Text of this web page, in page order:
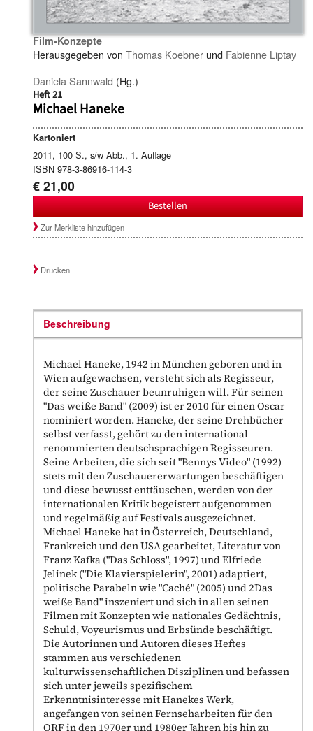
Film-Konzepte
Herausgegeben von Thomas Koebner und Fabienne Liptay
Daniela Sannwald (Hg.)
Heft 21
Michael Haneke
Kartoniert
2011, 100 S., s/w Abb., 1. Auflage
ISBN 978-3-86916-114-3
€ 21,00
Bestellen
Zur Merkliste hinzufügen
Drucken
Beschreibung
Michael Haneke, 1942 in München geboren und in
Wien aufgewachsen, versteht sich als Regisseur,
der seine Zuschauer beunruhigen will. Für seinen
"Das weiße Band" (2009) ist er 2010 für einen Oscar
nominiert worden. Haneke, der seine Drehbücher
selbst verfasst, gehört zu den international
renommierten deutschsprachigen Regisseuren.
Seine Arbeiten, die sich seit "Bennys Video" (1992)
stets mit den Zuschauererwartungen beschäftigen
und diese bewusst enttäuschen, werden von der
internationalen Kritik begeistert aufgenommen
und regelmäßig auf Festivals ausgezeichnet.
Michael Haneke hat in Österreich, Deutschland,
Frankreich und den USA gearbeitet, Literatur von
Franz Kafka ("Das Schloss", 1997) und Elfriede
Jelinek ("Die Klavierspielerin", 2001) adaptiert,
politische Parabeln wie "Caché" (2005) und 2Das
weiße Band" inszeniert und sich in allen seinen
Filmen mit Konzepten wie nationales Gedächtnis,
Schuld, Voyeurismus und Erbsünde beschäftigt.
Die Autorinnen und Autoren dieses Heftes
stammen aus verschiedenen
kulturwissenschaftlichen Disziplinen und befassen
sich unter jeweils spezifischem
Erkenntnisinteresse mit Hanekes Werk,
angefangen von seinen Fernseharbeiten für den
ORF in den 1970er und 1980er Jahren bis hin zu